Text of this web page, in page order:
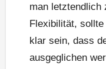
man letztendlich
Flexibilität,
klar sein, dass
ausgeglichen